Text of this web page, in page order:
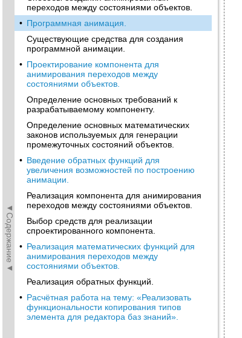
◄Содержание◄
переходов между состояниями объектов.
• Программная анимация.
Существующие средства для создания
программной анимации.
• Проектирование компонента для
анимирования переходов между
состояниями объектов.
Определение основных требований к
разрабатываемому компоненту.
Определение основных математических
законов используемых для генерации
промежуточных состояний объектов.
• Введение обратных функций для
увеличения возможностей по построению
анимации.
Реализация компонента для анимирования
переходов между состояниями объектов.
Выбор средств для реализации
спроектированного компонента.
• Реализация математических функций для
анимирования переходов между
состояниями объектов.
Реализация обратных функций.
• Расчётная работа на тему: «Реализовать
функциональности копирования типов
элемента для редактора баз знаний».